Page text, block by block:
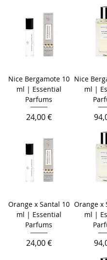
Nice Bergamote 10
ml | Essential
Parfums
Prix
24,00 €
Nice
ml |
Prix
Orange x Santal 10
ml | Essential
Parfums
Prix
24,00 €
Orange x
ml |
Prix